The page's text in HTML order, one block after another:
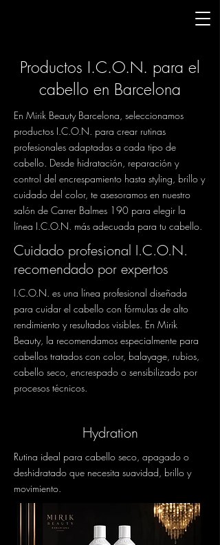
Productos I.C.O.N. para el
cabello en Barcelona
En Mirik Beauty Barcelona, seleccionamos
productos I.C.O.N. para crear rutinas
profesionales adaptadas a cada tipo de
cabello. Desde hidratación, reparación y
control del encrespamiento hasta styling, brillo y
cuidado del color, te asesoramos en nuestro
salón de Carrer Balmes 190 para elegir la
línea I.C.O.N. más adecuada para tu cabello.
Cuidado profesional I.C.O.N.
recomendado por expertos
I.C.O.N. es una línea profesional diseñada
para cuidar el cabello con fórmulas de alto
rendimiento y resultados visibles. En Mirik
Beauty, la recomendamos especialmente para
cabellos tratados con color, balayage, rubios,
cabello seco, encrespado o sensibilizado por
procesos técnicos.
Hydration
Rutina ideal para cabello seco, apagado o
deshidratado que necesita suavidad, brillo y
movimiento.